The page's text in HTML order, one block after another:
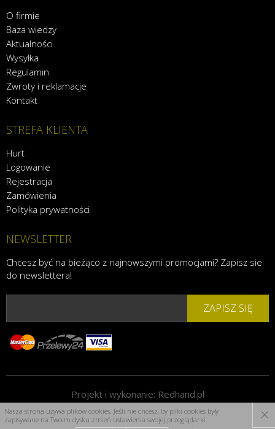
O firmie
Baza wiedzy
Aktualności
Wysyłka
Regulamin
Zwroty i reklamacje
Kontakt
STREFA KLIENTA
Hurt
Logowanie
Rejestracja
Zamówienia
Polityka prywatności
NEWSLETTER
Chcesz być na bieżąco z najnowszymi promocjami? Zapisz sie
do newslettera!
ZAPISZ SIĘ
Projekt i wykonanie: Redhand.pl
Nasza strona używa plików cookies. Jeśli nie chcesz, by pliki cookies były
zapisywane na Twoim dysku zmień ustawienia swojej przeglądarki.
×